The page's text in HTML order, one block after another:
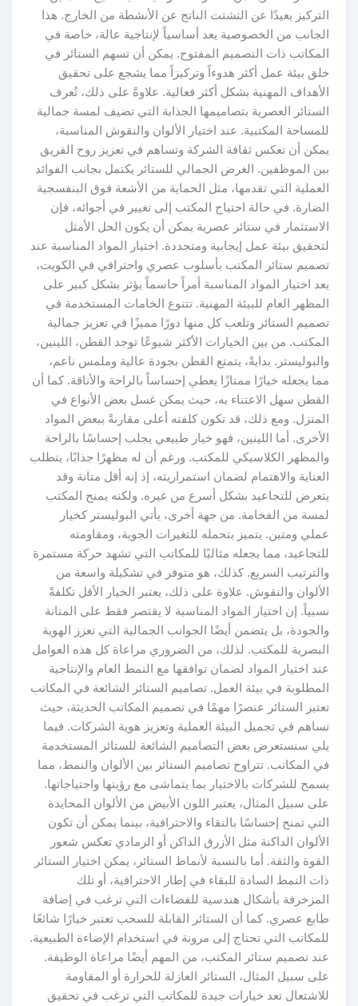
التركيز بعيدًا عن التشتت الناتج عن الأنشطة من الخارج. هذا
الجانب من الخصوصية يعد أساسياً لإنتاجية عالة، خاصة في
المكاتب ذات التصميم المفتوح. يمكن أن تسهم الستائر في
خلق بيئة عمل أكثر هدوءاً وتركيزاً مما يشجع على تحقيق
الأهداف المهنية بشكل أكثر فعالية. علاوةً على ذلك، تُعرف
الستائر العصرية بتصاميمها الجذابة التي تضيف لمسة جمالية
للمساحة المكتبية. عند اختيار الألوان والنقوش المناسبة،
يمكن أن تعكس ثقافة الشركة وتساهم في تعزيز روح الفريق
بين الموظفين. الغرض الجمالي للستائر يكتمل بجانب الفوائد
العملية التي تقدمها، مثل الحماية من الأشعة فوق البنفسجية
الضارة. في حالة احتياج المكتب إلى تغيير في أجوائه، فإن
الاستثمار في ستائر عصرية يمكن أن يكون الحل الأمثل
لتحقيق بيئة عمل إيجابية ومتجددة. اختيار المواد المناسبة عند
تصميم ستائر المكتب بأسلوب عصري واحترافي في الكويت،
يعد اختيار المواد المناسبة أمراً حاسماً يؤثر بشكل كبير على
المظهر العام للبيئة المهنية. تتنوع الخامات المستخدمة في
تصميم الستائر وتلعب كل منها دورًا مميزًا في تعزيز جمالية
المكتب. من بين الخيارات الأكثر شيوعًا توجد القطن، اللينين،
والبوليستر. بدايةً، يتمتع القطن بجودة عالية وملمس ناعم،
مما يجعله خيارًا ممتازًا يعطي إحساساً بالراحة والأناقة. كما أن
القطن سهل الاعتناء به، حيث يمكن غسل بعض الأنواع في
المنزل. ومع ذلك، قد تكون كلفته أعلى مقارنةً ببعض المواد
الأخرى. أما اللينين، فهو خيار طبيعي يجلب إحساسًا بالراحة
والمظهر الكلاسيكي للمكتب. ورغم أن له مظهرًا جذابًا، يتطلب
العناية والاهتمام لضمان استمراريته، إذ إنه أقل متانة وقد
يتعرض للتجاعيد بشكل أسرع من غيره. ولكنه يمنح المكتب
لمسة من الفخامة. من جهة أخرى، يأتي البوليستر كخيار
عملي ومتين. يتميز بتحمله للتغيرات الجوية، ومقاومته
للتجاعيد، مما يجعله مثاليًا للمكاتب التي تشهد حركة مستمرة
والترتيب السريع. كذلك، هو متوفر في تشكيلة واسعة من
الألوان والنقوش. علاوة على ذلك، يعتبر الخيار الأقل تكلفةً
نسبياً. إن اختيار المواد المناسبة لا يقتصر فقط على المتانة
والجودة، بل يتضمن أيضًا الجوانب الجمالية التي تعزز الهوية
البصرية للمكتب. لذلك، من الضروري مراعاة كل هذه العوامل
عند اختيار المواد لضمان توافقها مع النمط العام والإنتاجية
المطلوبة في بيئة العمل. تصاميم الستائر الشائعة في المكاتب
تعتبر الستائر عنصرًا مهمًا في تصميم المكاتب الحديثة، حيث
تساهم في تجميل البيئة العملية وتعزيز هوية الشركات. فيما
يلي سنستعرض بعض التصاميم الشائعة للستائر المستخدمة
في المكاتب. تتراوح تصاميم الستائر بين الألوان والنمط، مما
يسمح للشركات بالاختيار بما يتماشى مع رؤيتها واحتياجاتها.
على سبيل المثال، يعتبر اللون الأبيض من الألوان المحايدة
التي تمنح إحساسًا بالنقاء والاحترافية، بينما يمكن أن تكون
الألوان الداكنة مثل الأزرق الداكن أو الرمادي تعكس شعور
القوة والثقة. أما بالنسبة لأنماط الستائر، يمكن اختيار الستائر
ذات النمط السادة للبقاء في إطار الاحترافية، أو تلك
المزخرفة بأشكال هندسية للفضاءات التي ترغب في إضافة
طابع عصري. كما أن الستائر القابلة للسحب تعتبر خيارًا شائعًا
للمكاتب التي تحتاج إلى مرونة في استخدام الإضاءة الطبيعية.
عند تصميم ستائر المكتب، من المهم أيضًا مراعاة الوظيفة.
على سبيل المثال، الستائر العازلة للحرارة أو المقاومة
للاشتعال تعد خيارات جيدة للمكاتب التي ترغب في تحقيق